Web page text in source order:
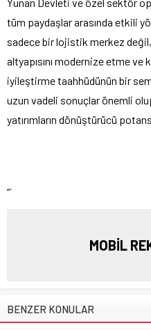
tüm paydaşlar arasında etkili
sadece bir lojistik merkez değil,
altyapısını modernize etme
iyileştirme taahhüdünün bir
uzun vadeli sonuçlar önemli
yatırımların dönüştürücü
“`
MOBİL
BENZER KONULAR